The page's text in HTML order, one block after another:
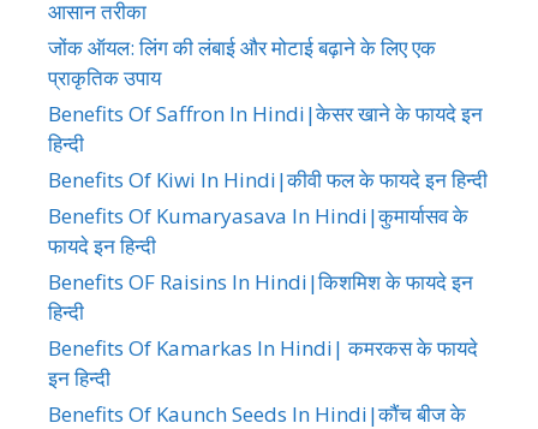
आसान तरीका
जोंक ऑयल: लिंग की लंबाई और मोटाई बढ़ाने के लिए एक
प्राकृतिक उपाय
Benefits Of Saffron In Hindi|केसर खाने के फायदे इन
हिन्दी
Benefits Of Kiwi In Hindi|कीवी फल के फायदे इन हिन्दी
Benefits Of Kumaryasava In Hindi|कुमार्यासव के
फायदे इन हिन्दी
Benefits OF Raisins In Hindi|किशमिश के फायदे इन
हिन्दी
Benefits Of Kamarkas In Hindi| कमरकस के फायदे
इन हिन्दी
Benefits Of Kaunch Seeds In Hindi|कौंच बीज के